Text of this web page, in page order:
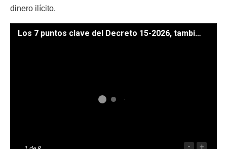
dinero ilícito.
Los 7 puntos clave del Decreto 15-2026, también conocido como la Ley Antilavado. / Foto: AGN.
- +